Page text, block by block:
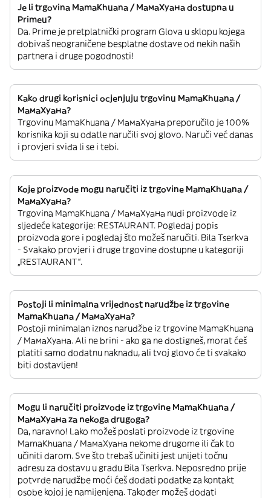
Je li trgovina MamaKhuana / МамаХуана dostupna u
Primeu?
Da. Prime je pretplatnički program Glova u sklopu kojega
dobivaš neograničene besplatne dostave od nekih naših
partnera i druge pogodnosti!
Kako drugi korisnici ocjenjuju trgovinu MamaKhuana /
МамаХуана?
Trgovinu MamaKhuana / МамаХуана preporučilo je 100%
korisnika koji su odatle naručili svoj glovo. Naruči već danas
i provjeri sviđa li se i tebi.
Koje proizvode mogu naručiti iz trgovine MamaKhuana /
МамаХуана?
Trgovina MamaKhuana / МамаХуана nudi proizvode iz
sljedeće kategorije: RESTAURANT. Pogledaj popis
proizvoda gore i pogledaj što možeš naručiti. Bila Tserkva
- Svakako provjeri i druge trgovine dostupne u kategoriji
„RESTAURANT“.
Postoji li minimalna vrijednost narudžbe iz trgovine
MamaKhuana / МамаХуана?
Postoji minimalan iznos narudžbe iz trgovine MamaKhuana
/ МамаХуана. Ali ne brini - ako ga ne dostigneš, morat ćeš
platiti samo dodatnu naknadu, ali tvoj glovo će ti svakako
biti dostavljen!
Mogu li naručiti proizvode iz trgovine MamaKhuana /
МамаХуана za nekoga drugoga?
Da, naravno! Lako možeš poslati proizvode iz trgovine
MamaKhuana / МамаХуана nekome drugome ili čak to
učiniti darom. Sve što trebaš učiniti jest unijeti točnu
adresu za dostavu u gradu Bila Tserkva. Neposredno prije
potvrde narudžbe moći ćeš dodati podatke za kontakt
osobe kojoj je namijenjena. Također možeš dodati